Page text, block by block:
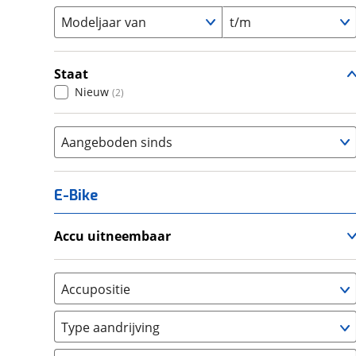
Modeljaar van t/m
Staat
Nieuw (2)
Aangeboden sinds
E-Bike
Accu uitneembaar
Nee, vast (0)
Accupositie
Bagagedrager (0)
Frame (0 )
Type aandrijving
Achterwiel (0)